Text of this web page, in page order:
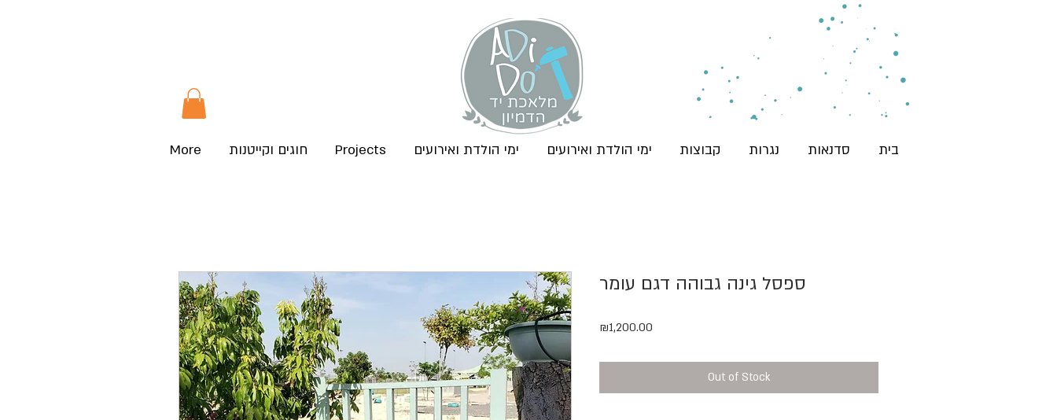
בית סדנאות נגרות קבוצות ימי הולדת ואירועים ימי הולדת ואירועים Projects חוגים וקייטנות More
ספסל גינה גבוהה דגם עומר
₪1,200.00
Out of Stock